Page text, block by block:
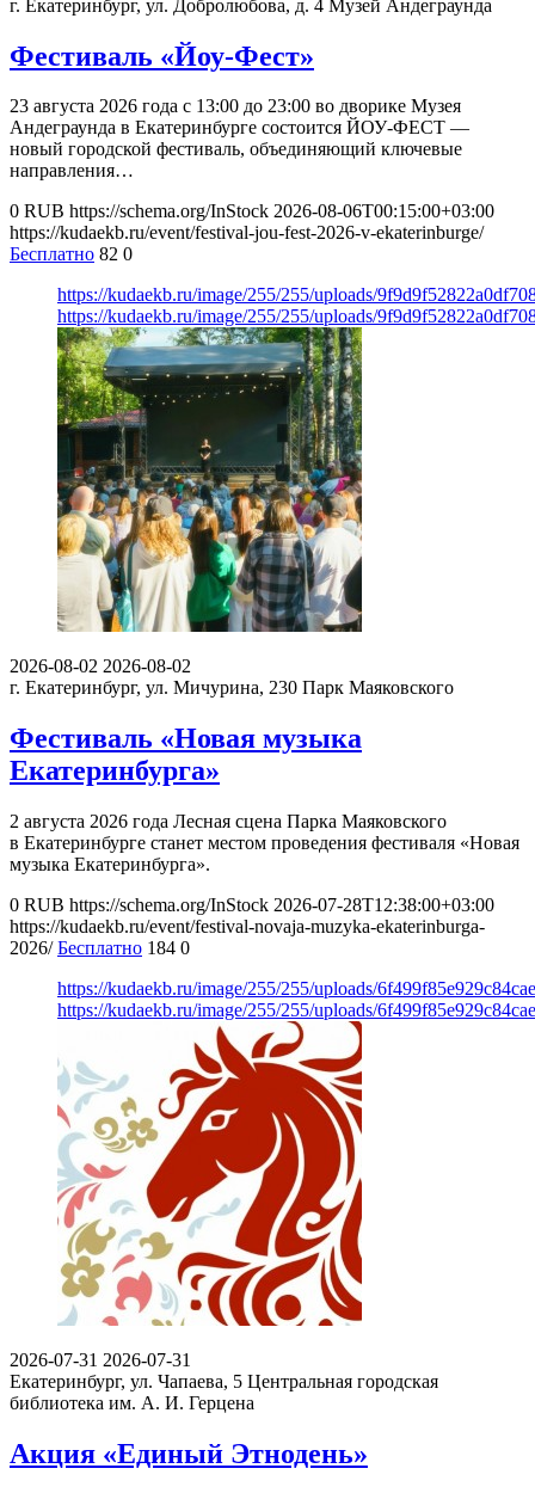
г. Екатеринбург, ул. Добролюбова, д. 4 Музей Андеграунда
Фестиваль «Йоу-Фест»
23 августа 2026 года с 13:00 до 23:00 во дворике Музея
Андеграунда в Екатеринбурге состоится ЙОУ-ФЕСТ —
новый городской фестиваль, объединяющий ключевые
направления…
0 RUB https://schema.org/InStock 2026-08-06T00:15:00+03:00
https://kudaekb.ru/event/festival-jou-fest-2026-v-ekaterinburge/
Бесплатно 82 0
https://kudaekb.ru/image/255/255/uploads/
https://kudaekb.ru/image/255/255/uploads/
2026-08-02 2026-08-02
г. Екатеринбург, ул. Мичурина, 230 Парк Маяковского
Фестиваль «Новая музыка
Екатеринбурга»
2 августа 2026 года Лесная сцена Парка Маяковского
в Екатеринбурге станет местом проведения фестиваля «Новая
музыка Екатеринбурга».
0 RUB https://schema.org/InStock 2026-07-28T12:38:00+03:00
https://kudaekb.ru/event/festival-novaja-muzyka-ekaterinburga-
2026/ Бесплатно 184 0
https://kudaekb.ru/image/255/255/uploads/
https://kudaekb.ru/image/255/255/uploads/
2026-07-31 2026-07-31
Екатеринбург, ул. Чапаева, 5 Центральная городская
библиотека им. А. И. Герцена
Акция «Единый Этнодень»